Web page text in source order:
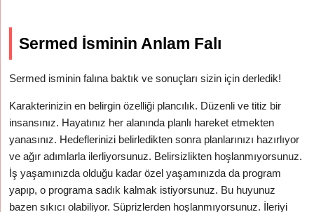
Sermed İsminin Anlam Falı
Sermed isminin falına baktık ve sonuçları sizin için derledik!
Karakterinizin en belirgin özelliği plancılık. Düzenli ve titiz bir
insansınız. Hayatınız her alanında planlı hareket etmekten
yanasınız. Hedeflerinizi belirledikten sonra planlarınızı hazırlıyor
ve ağır adımlarla ilerliyorsunuz. Belirsizlikten hoşlanmıyorsunuz.
İş yaşamınızda olduğu kadar özel yaşamınızda da program
yapıp, o programa sadık kalmak istiyorsunuz. Bu huyunuz
bazen sıkıcı olabiliyor. Süprizlerden hoşlanmıyorsunuz. İleriyi